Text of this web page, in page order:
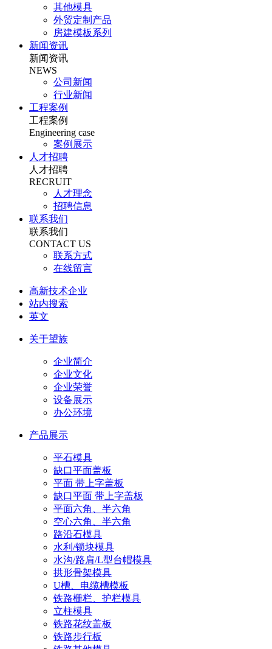
其他模具
外贸定制产品
房建模板系列
新闻资讯
新闻资讯
NEWS
公司新闻
行业新闻
工程案例
工程案例
Engineering case
案例展示
人才招聘
人才招聘
RECRUIT
人才理念
招聘信息
联系我们
联系我们
CONTACT US
联系方式
在线留言
高新技术企业
站内搜索
英文
关于望族
企业简介
企业文化
企业荣誉
设备展示
办公环境
产品展示
平石模具
缺口平面盖板
平面 带上字盖板
缺口平面 带上字盖板
平面六角、半六角
空心六角、半六角
路沿石模具
水利/锁块模具
水沟/路肩/L型台帽模具
拱形骨架模具
U槽、电缆槽模板
铁路栅栏、护栏模具
立柱模具
铁路花纹盖板
铁路步行板